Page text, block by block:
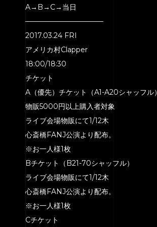
A→B→C→当日
———————————
2017.03.24 FRI
アメリカ村Clapper
18:00/18:30
チケット
A（優先）チケット（A1-A20シャッフル）
物販5000円以上購入者対象
ライブ会場物販にて1/12木
心斎橋FANJ公演より配布。
※お一人様1枚
Bチケット（B21-70シャッフル）
ライブ会場物販にて1/12木
心斎橋FANJ公演より配布。
※お一人様1枚
Cチケット